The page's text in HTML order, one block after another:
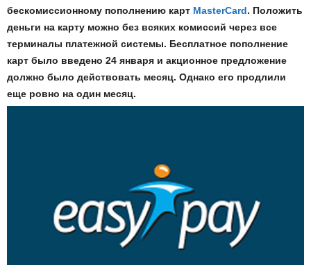
бескомиссионному пополнению карт MasterCard. Положить
деньги на карту можно без всяких комиссий через все
терминалы платежной системы. Бесплатное пополнение
карт было введено 24 января и акционное предложение
должно было действовать месяц. Однако его продлили
еще ровно на один месяц.